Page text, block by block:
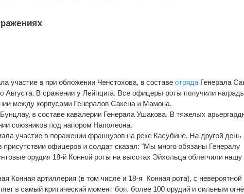
участие в при обложении Ченстохова, в составеотряда Генерала
Августа. В сражении у Лейпцига. Все офицеры роты получили
между корпусами Генералов Сакена и Мамона.
в составе кавалерии Генерала Ушакова. В тяжелых
союзников под напором Наполеона.
участие в поражении французов на реке Касубине. На другой день
присутствии офицеров и солдат сказал: "Мы много обязаны Генералу
орудия 18-й Конной роты на высотах Эйхольца облегчили нашу
Конная артиллерия (в том числе и 18-я Конная рота), с невероятной
в самый критический момент боя, более 100 орудий и сильным